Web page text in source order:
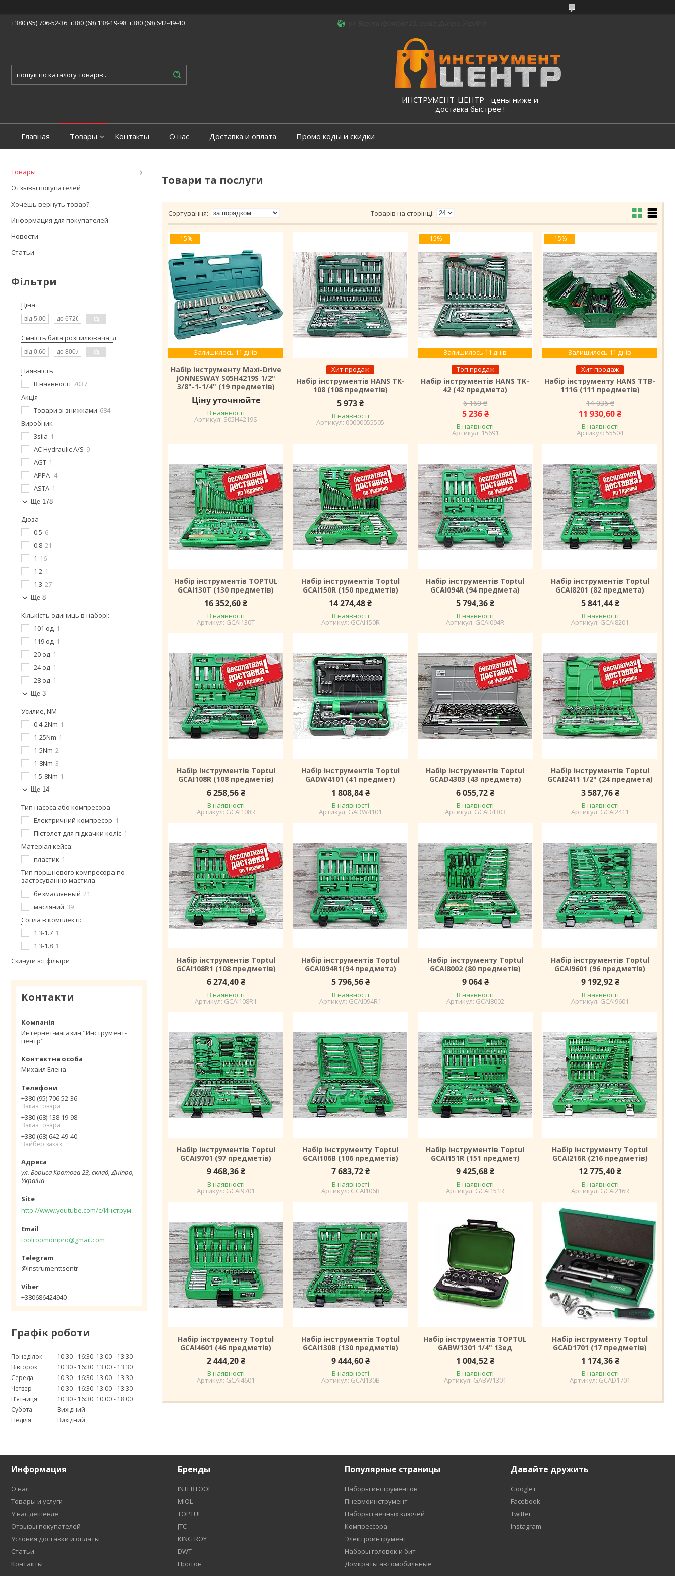
+380 (95) 706-52-36 +380 (68) 138-19-98 +380 (68) 642-49-40
ИНСТРУМЕНТ-ЦЕНТР - цены ниже и
доставка быстрее !
Главная Товары Контакты О нас Доставка и оплата Промо коды и скидки
Товары
Отзывы покупателей
Хочешь вернуть товар?
Информация для покупателей
Новости
Статьи
Фільтри
Ціна
Ємність бака розпилювача, л
Наявність
В наявності 7037
Акція
Товари зі знижками 684
Виробник
3sila 1
AC Hydraulic A/S 9
AGT 1
APPA 4
ASTA 1
Ще 178
Дюза
0.5 6
0.8 21
1 16
1.2 1
1.3 27
Ще 8
Кількість одиниць в наборі:
101 од 1
119 од 1
20 од 1
24 од 1
28 од 1
Ще 3
Усилие, NM
0.4-2Nm 1
1-25Nm 1
1-5Nm 2
1-8Nm 3
1.5-8Nm 1
Ще 14
Тип насоса або компресора
Електричний компресор 1
Пістолет для підкачки коліс 1
Матеріал кейса:
пластик 1
Тип поршневого компресора по
застосуванню мастила
безмаслянный 21
масляний 39
Сопла в комплекті:
1.3-1.7 1
1.3-1.8 1
Скинути всі фільтри
Контакти
Интернет-магазин "Инструмент-
центр"
Михаил Елена
+380 (95) 706-52-36
Заказ товара
+380 (68) 138-19-98
Заказ товара
+380 (68) 642-49-40
Вайбер заказ
ул. Бориса Кротова 23, склад, Дніпро,
Україна
http://www.youtube.com/c/Инструментцентр12
toolroomdnipro@gmail.com
@instrumenttsentr
+380686424940
Графік роботи
Понеділок 10:30 16:30 13:00
13:30
Вівторок
10:30 16:30 13:00
13:30
Середа
10:30 16:30 13:00
13:30
Четвер
10:30 16:30 13:00
13:30
Пʼятниця
10:30 16:30 10:00
18:00
Субота
Вихідний
Неділя
Вихідний
Товари та послуги
–15%
Залишилось 11 днів
Набір інструменту Maxi-Drive
JONNESWAY S05H4219S 1/2"
3/8"-1-1/4" (19 предметів)
Ціну уточнюйте
В наявності
S05H4219S
Хит продаж
Набір інструментів HANS TK-
108 (108 предметів)
5 973 ₴
В наявності
00000055505
–15%
Залишилось 11 днів
Топ продаж
Набір інструментів HANS TK-
42 (42 предмета)
6 160 ₴
5 236 ₴
В наявності
15691
–15%
Залишилось 11 днів
Хит продаж
Набір інструменту HANS TTB-
111G (111 предметів)
14 036 ₴
11 930,60 ₴
В наявності
55504
Набір інструментів TOPTUL
GCAI130T (130 предметів)
16 352,60 ₴
В наявності
GCAI130T
Набір інструментів Toptul
GCAI150R (150 предметів)
14 274,48 ₴
В наявності
GCAI150R
Набір інструментів Toptul
GCAI094R (94 предмета)
5 794,36 ₴
В наявності
GCAI094R
Набір інструментів Toptul
GCAI8201 (82 предмета)
5 841,44 ₴
В наявності
GCAI8201
Набір інструментів Toptul
GCAI108R (108 предметів)
6 258,56 ₴
В наявності
GCAI108R
Набір інструментів Toptul
GADW4101 (41 предмет)
1 808,84 ₴
В наявності
GADW4101
Набір інструментів Toptul
GCAD4303 (43 предмета)
6 055,72 ₴
В наявності
GCAD4303
Набір інструментів Toptul
GCAI2411 1/2" (24 предмета)
3 587,76 ₴
В наявності
GCAI2411
Набір інструментів Toptul
GCAI108R1 (108 предметів)
6 274,40 ₴
В наявності
GCAI108R1
Набір інструментів Toptul
GCAI094R1(94 предмета)
5 796,56 ₴
В наявності
GCAI094R1
Набір інструменту Toptul
GCAI8002 (80 предметів)
9 064 ₴
В наявності
GCAI8002
Набір інструментів Toptul
GCAI9601 (96 предметів)
9 192,92 ₴
В наявності
GCAI9601
Набір інструментів Toptul
GCAI9701 (97 предметів)
9 468,36 ₴
В наявності
GCAI9701
Набір інструменту Toptul
GCAI106B (106 предметів)
7 683,72 ₴
В наявності
GCAI106B
Набір інструментів Toptul
GCAI151R (151 предмет)
9 425,68 ₴
В наявності
GCAI151R
Набір інструменту Toptul
GCAI216R (216 предметів)
12 775,40 ₴
В наявності
GCAI216R
Набір інструменту Toptul
GCAI4601 (46 предметів)
2 444,20 ₴
В наявності
GCAI4601
Набір інструментів Toptul
GCAI130B (130 предметів)
9 444,60 ₴
В наявності
GCAI130B
Набір інструментів TOPTUL
GABW1301 1/4" 13ед
1 004,52 ₴
В наявності
GABW1301
Набір інструменту Toptul
GCAD1701 (17 предметів)
1 174,36 ₴
В наявності
GCAD1701
Информация
О нас
Товары и услуги
У нас дешевле
Отзывы покупателей
Условия доставки и оплаты
Статьи
Контакты
Бренды
INTERTOOL
MIOL
TOPTUL
JTC
KING ROY
DWT
Протон
Популярные страницы
Наборы инструментов
Пневмоинструмент
Наборы гаечных ключей
Компрессора
Электроинтрумент
Наборы головок и бит
Домкраты автомобильные
Давайте дружить
Google+
Facebook
Twitter
Instagram